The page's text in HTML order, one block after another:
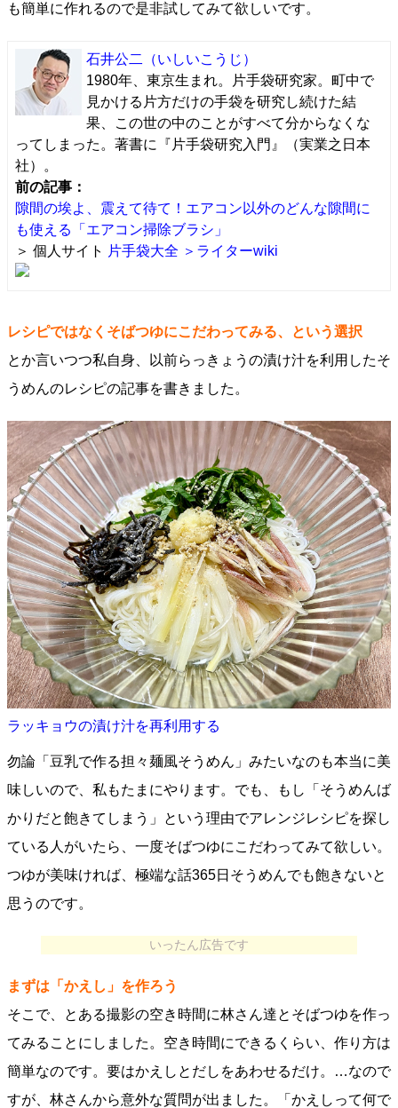
も簡単に作れるので是非試してみて欲しいです。
石井公二
（いしいこうじ）
1980年、東京生まれ。片手袋研究家。町中で
見かける片方だけの手袋を研究し続けた結
果、この世の中のことがすべて分からなくな
ってしまった。著書に『片手袋研究入門』（実業之日本
社）。
前の記事：
隙間の埃よ、震えて待て！エアコン以外のどんな隙間に
も使える「エアコン掃除ブラシ」
＞ 個人サイト
片手袋大全 ＞ライターwiki
レシピではなくそばつゆにこだわってみる、という選択
とか言いつつ私自身、以前らっきょうの漬け汁を利用したそ
うめんのレシピの記事を書きました。
ラッキョウの漬け汁を再利用する
勿論「豆乳で作る担々麺風そうめん」みたいなのも本当に美
味しいので、私もたまにやります。でも、もし「そうめんば
かりだと飽きてしまう」という理由でアレンジレシピを探し
ている人がいたら、一度そばつゆにこだわってみて欲しい。
つゆが美味ければ、極端な話365日そうめんでも飽きないと
思うのです。
いったん広告です
まずは「かえし」を作ろう
そこで、とある撮影の空き時間に林さん達とそばつゆを作っ
てみることにしました。空き時間にできるくらい、作り方は
簡単なのです。要はかえしとだしをあわせるだけ。…なので
すが、林さんから意外な質問が出ました。「かえしって何で